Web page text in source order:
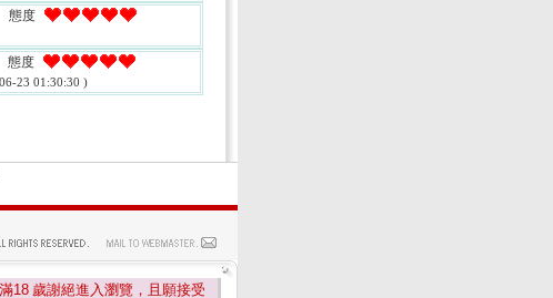
態度
態度
23 01:30:30 )
18 歲謝絕進入瀏覽，且願接受